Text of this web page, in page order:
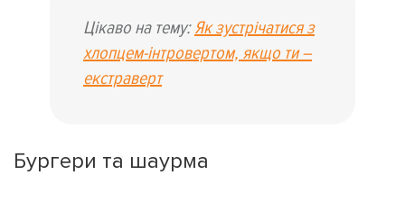
Цікаво на тему:Як зустрічатися з
хлопцем-інтровертом, якщо ти –
екстраверт
Бургери та шаурма